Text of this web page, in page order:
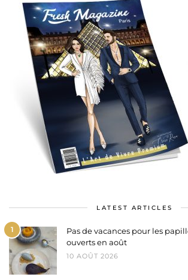
LATEST ARTICLES
1
Pas de vacances pour les
ouverts en août
10 AOÛT 2026